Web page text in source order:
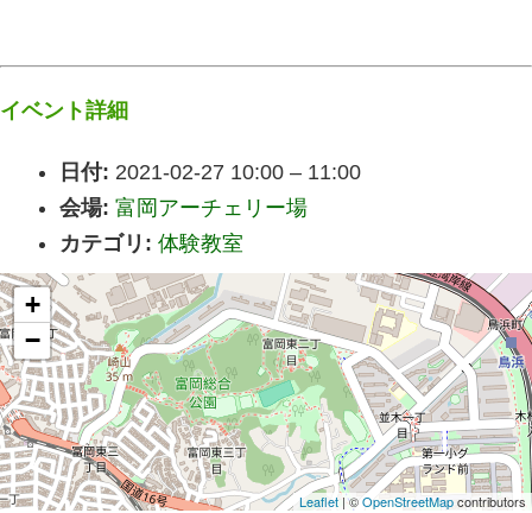
イベント詳細
日付: 2021-02-27 10:00 – 11:00
会場: 富岡アーチェリー場
カテゴリ: 体験教室
+
−
Leaflet | ©OpenStreetMapcontributors